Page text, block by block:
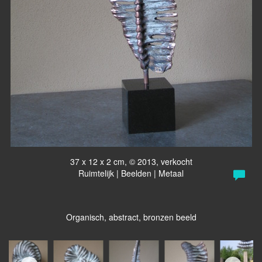
37 x 12 x 2 cm, © 2013, verkocht
Ruimtelijk | Beelden | Metaal
Organisch, abstract, bronzen beeld